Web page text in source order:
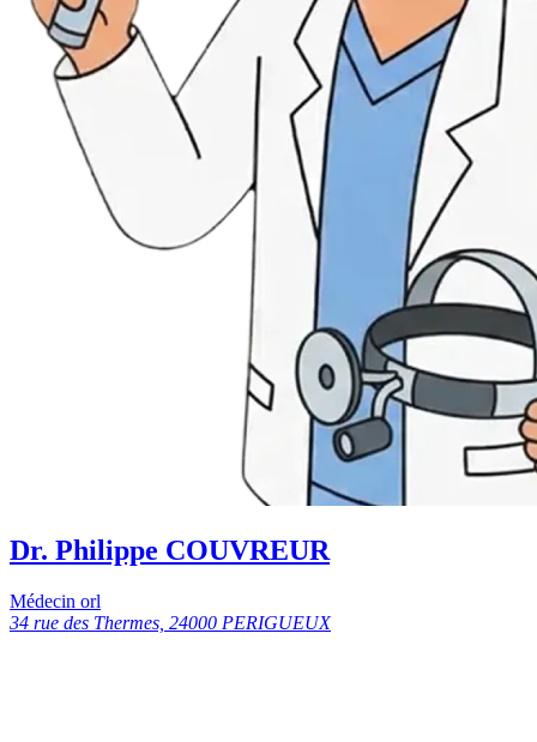
Dr. Philippe COUVREUR
Médecin orl
34 rue des Thermes, 24000 PERIGUEUX